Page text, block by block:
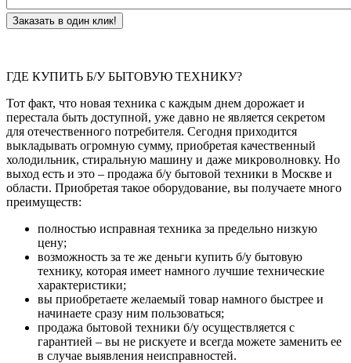
Заказать в один клик!
ГДЕ КУПИТЬ Б/У БЫТОВУЮ ТЕХНИКУ?
Тот факт, что новая техника с каждым днем дорожает и
перестала быть доступной, уже давно не является секретом
для отечественного потребителя. Сегодня приходится
выкладывать огромную сумму, приобретая качественный
холодильник, стиральную машину и даже микроволновку. Но
выход есть и это – продажа б/у бытовой техники в Москве и
области. Приобретая такое оборудование, вы получаете много
преимуществ:
полностью исправная техника за предельно низкую
цену;
возможность за те же деньги купить б/у бытовую
технику, которая имеет намного лучшие технические
характеристики;
вы приобретаете желаемый товар намного быстрее и
начинаете сразу ним пользоваться;
продажа бытовой техники б/у осуществляется с
гарантией – вы не рискуете и всегда можете заменить ее
в случае выявления неисправностей.